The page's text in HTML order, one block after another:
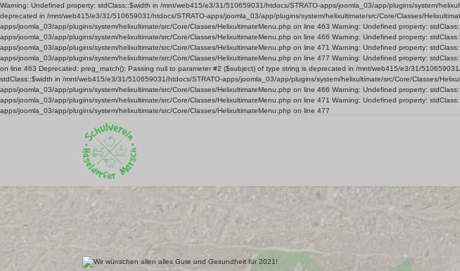
Warning: Undefined property: stdClass::$width in /mnt/web415/e3/31/510659031/htdocs/STRATO-apps/joomla_03/app/plugins/system/
deprecated in /mnt/web415/e3/31/510659031/htdocs/STRATO-apps/joomla_03/app/plugins/system/helixultimate/src/Core/Classes/
apps/joomla_03/app/plugins/system/helixultimate/src/Core/Classes/HelixultimateMenu.php on line 463 Warning: Undefined property:
apps/joomla_03/app/plugins/system/helixultimate/src/Core/Classes/HelixultimateMenu.php on line 466 Warning: Undefined property:
apps/joomla_03/app/plugins/system/helixultimate/src/Core/Classes/HelixultimateMenu.php on line 471 Warning: Undefined property:
apps/joomla_03/app/plugins/system/helixultimate/src/Core/Classes/HelixultimateMenu.php on line 477 Warning: Undefined property:
on line 463 Deprecated: preg_match(): Passing null to parameter #2 ($subject) of type string is deprecated in /mnt/web415/e3/31/
stdClass::$width in /mnt/web415/e3/31/510659031/htdocs/STRATO-apps/joomla_03/app/plugins/system/helixultimate/src/Core/Classes/
apps/joomla_03/app/plugins/system/helixultimate/src/Core/Classes/HelixultimateMenu.php on line 466 Warning: Undefined property:
apps/joomla_03/app/plugins/system/helixultimate/src/Core/Classes/HelixultimateMenu.php on line 471 Warning: Undefined property:
apps/joomla_03/app/plugins/system/helixultimate/src/Core/Classes/HelixultimateMenu.php on line 477